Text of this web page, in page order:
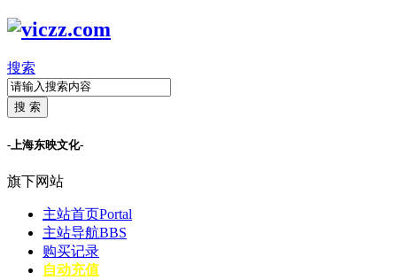
搜索
搜 索
-上海东映文化-
旗下网站
主站首页Portal
主站导航BBS
购买记录
自动充值